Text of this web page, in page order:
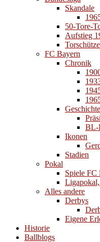
Skandale
50-Tore-
Aufstieg
FC Bayern
Chronik
Geschichte
BL-
Ikonen
Stadien
Pokal
Spiele FC
Alles andere
Derbys
Eigene
Historie
Ballblogs